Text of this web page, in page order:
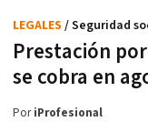
Prestación
se cobra en
LEGALES / Seguridad
PoriProfesional